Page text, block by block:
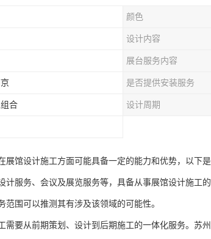
颜色
设计内容
展台服务内容
是否提供安装服务
合 设计周期
馆设计施工方面可能具备一定的能力和优势，以下是
计服务、会议及展览服务等，具备从事展馆设计施工
围可以推测其有涉及该领域的可能性。
需要从前期策划、设计到后期施工的一体化服务。苏